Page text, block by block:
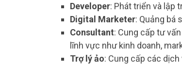
Developer: Phát triển và lập
Digital Marketer: Quảng bá
Consultant: Cung cấp tư
lĩnh vực như kinh doanh,
Trợ lý ảo: Cung cấp các